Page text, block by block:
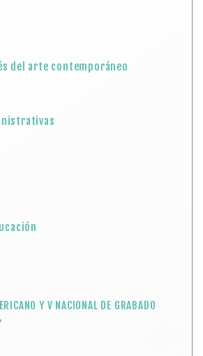
del arte contemporáneo
Y V NACIONAL DE GRABADO